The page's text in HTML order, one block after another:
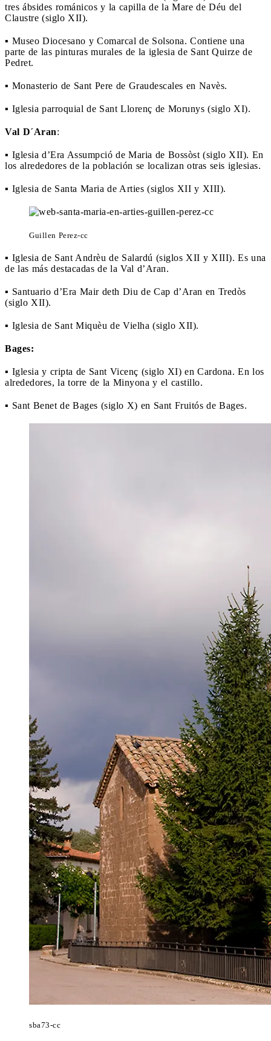
tres ábsides románicos y la capilla de la Mare de Déu del
Claustre (siglo XII).
▪ Museo Diocesano y Comarcal de Solsona. Contiene una
parte de las pinturas murales de la iglesia de Sant Quirze de
Pedret.
▪ Monasterio de Sant Pere de Graudescales en Navès.
▪ Iglesia parroquial de Sant Llorenç de Morunys (siglo XI).
Val D´Aran:
▪ Iglesia d’Era Assumpció de Maria de Bossòst (siglo XII). En
los alrededores de la población se localizan otras seis iglesias.
▪ Iglesia de Santa Maria de Arties (siglos XII y XIII).
Guillen Perez-cc
▪ Iglesia de Sant Andrèu de Salardú (siglos XII y XIII). Es una
de las más destacadas de la Val d’Aran.
▪ Santuario d’Era Mair deth Diu de Cap d’Aran en Tredòs
(siglo XII).
▪ Iglesia de Sant Miquèu de Vielha (siglo XII).
Bages:
▪ Iglesia y cripta de Sant Vicenç (siglo XI) en Cardona. En los
alrededores, la torre de la Minyona y el castillo.
▪ Sant Benet de Bages (siglo X) en Sant Fruitós de Bages.
sba73-cc